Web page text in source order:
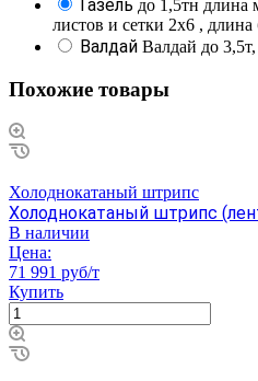
Газель до 1,5тн длина
листов и сетки 2х6 , длина
Валдай Валдай до
Похожие товары
Холоднокатаный штрипс
Холоднокатаный штрипс
В наличии
Цена:
71 991 руб/т
Купить